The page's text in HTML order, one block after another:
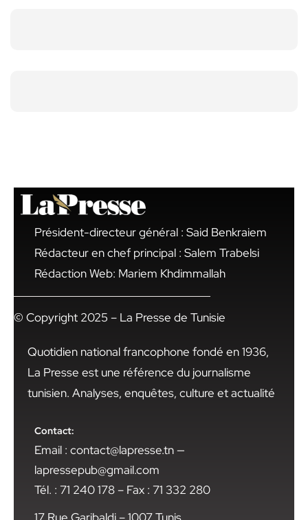
Président-directeur général : Said Benkraiem
Rédacteur en chef principal : Salem Trabelsi
Rédaction Web: Mariem Khdimmallah
© Copyright 2025 – La Presse de Tunisie
Quotidien national francophone fondé en 1936,
La Presse est une référence du journalisme
tunisien. Analyses, enquêtes, culture et actualité
Contact:
Email : contact@lapresse.tn —
lapressepub@gmail.com
Tél. : 71 240 178 – Fax : 71 332 280